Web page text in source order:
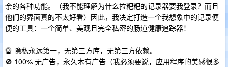
余的各种功能。（我不能理解为什么拉粑粑的记录器要我登录？而且
他们的界面真的不太好看）因此，我决定打造一个我想象中的记录便
便的工具：一个简单、美观且完全私密的肠道健康追踪器！
🔏 隐私永远第一，无第三方库，无第三方依赖。
🚫 100% 无广告，永久木有广告（我必须要说，应用程序的美感很多